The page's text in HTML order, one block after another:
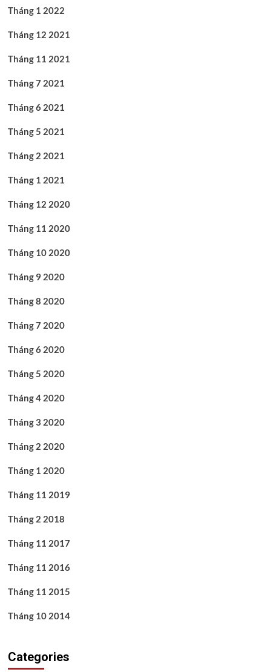
Tháng 1 2022
Tháng 12 2021
Tháng 11 2021
Tháng 7 2021
Tháng 6 2021
Tháng 5 2021
Tháng 2 2021
Tháng 1 2021
Tháng 12 2020
Tháng 11 2020
Tháng 10 2020
Tháng 9 2020
Tháng 8 2020
Tháng 7 2020
Tháng 6 2020
Tháng 5 2020
Tháng 4 2020
Tháng 3 2020
Tháng 2 2020
Tháng 1 2020
Tháng 11 2019
Tháng 2 2018
Tháng 11 2017
Tháng 11 2016
Tháng 11 2015
Tháng 10 2014
Categories